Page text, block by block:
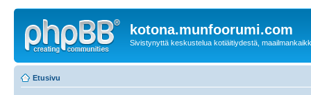
kotona.munfoorumi.com
Sivistynyttä keskustelua kotiäitiydestä,
Etusivu